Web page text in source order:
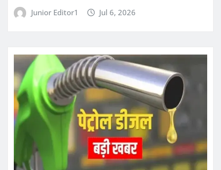
Junior Editor1 Jul 6, 2026